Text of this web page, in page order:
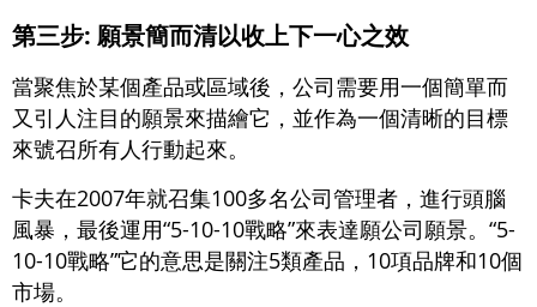
第三步: 願景簡而清以收上下一心之效
當聚焦於某個產品或區域後，公司需要用一個簡單而
又引人注目的願景來描繪它，並作為一個清晰的目標
來號召所有人行動起來。
卡夫在2007年就召集100多名公司管理者，進行頭腦
風暴，最後運用“5-10-10戰略”來表達願公司願景。“5-
10-10戰略”它的意思是關注5類產品，10項品牌和10個
市場。